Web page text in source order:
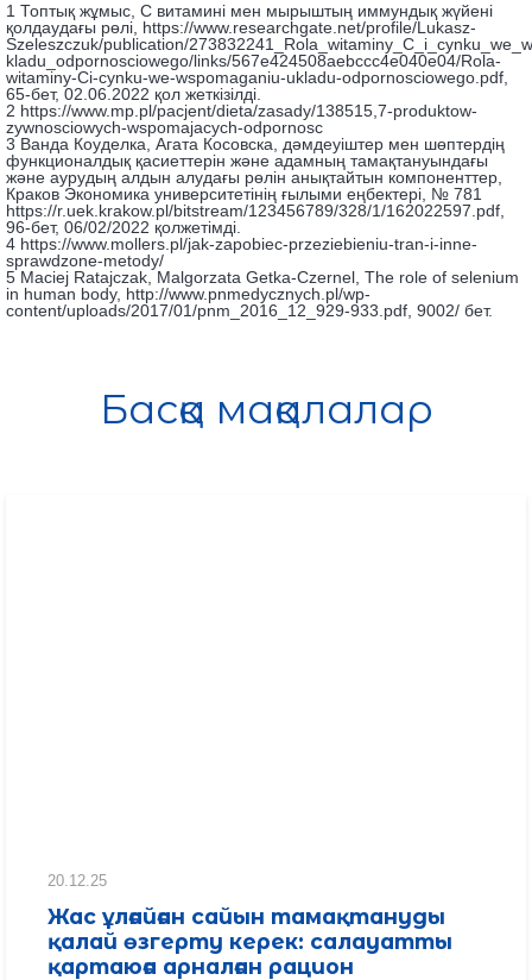
1 Топтық жұмыс, С витамині мен мырыштың иммундық жүйені
қолдаудағы рөлі, https://www.researchgate.net/profile/Lukasz-
Szeleszczuk/publication/
kladu_odpornosciowego/links/567e424508aebccc4e040e04/Rola-
witaminy-Ci-cynku-we-wspomaganiu-ukladu-odpornosciowego.pdf,
65-бет, 02.06.2022 қол жеткізілді.
2 https://www.mp.pl/pacjent/dieta/zasady/138515,7-produktow-
zywnosciowych-wspomajacych-odpornosc
3 Ванда Коуделка, Агата Косовска, дәмдеуіштер мен шөптердің
функционалдық қасиеттерін және адамның тамақтануындағы
және аурудың алдын алудағы рөлін анықтайтын компоненттер,
Краков Экономика университетінің ғылыми еңбектері, № 781
https://r.uek.krakow.pl/bitstream/123456789/328/1/162022597.pdf,
96-бет, 06/02/2022 қолжетімді.
4 https://www.mollers.pl/jak-zapobiec-przeziebieniu-tran-i-inne-
sprawdzone-metody/
5 Maciej Ratajczak, Malgorzata Getka-Czernel, The role of selenium
in human body, http://www.pnmedycznych.pl/wp-
content/uploads/2017/01/pnm_2016_12_929-933.pdf, 9002/ бет.
Басқа мақалалар
20.12.25
Жас ұлғайған сайын тамақтануды
қалай өзгерту керек: салауатты
қартаюға арналған рацион